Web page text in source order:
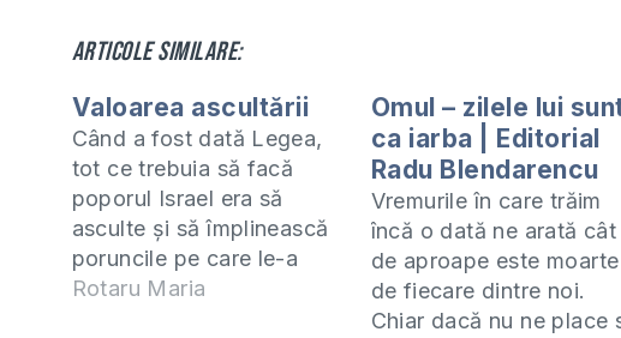
Articole similare:
Valoarea ascultării
Când a fost dată Legea,
tot ce trebuia să facă
poporul Israel era să
asculte și să împlinească
poruncile pe care le-a
lăsat Dumnezeu și astfel
Rotaru Maria
Omul – zilele lui
ca iarba | Editorial
Radu Blendarencu
Vremurile în care trăim
încă o dată ne arată cât
de aproape este moarte
de fiecare dintre noi.
Chiar dacă nu ne place